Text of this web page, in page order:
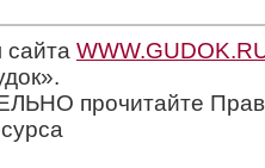
прочитайте